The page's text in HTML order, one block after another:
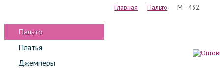
Пальто
Платья
Джемперы
Главная Пальто М - 432